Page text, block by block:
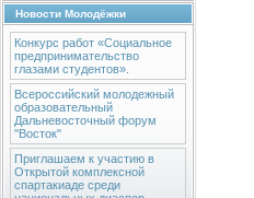
Новости Молодёжки
Конкурс работ «Социальное
предпринимательство
глазами студентов».
Всероссийский молодежный
образовательный
Дальневосточный форум
"Восток"
Приглашаем к участию в
Открытой комплексной
спартакиаде среди